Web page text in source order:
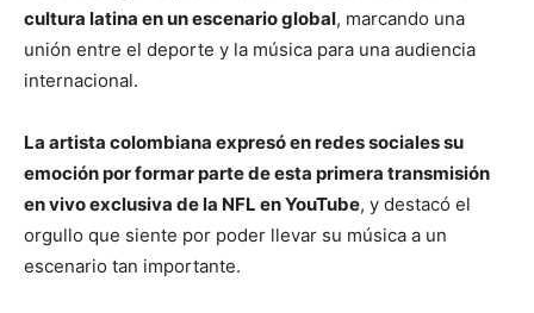
cultura latina en un escenario global, marcando una
unión entre el deporte y la música para una audiencia
internacional.
La artista colombiana expresó en redes sociales su
emoción por formar parte de esta primera transmisión
en vivo exclusiva de la NFL en YouTube, y destacó el
orgullo que siente por poder llevar su música a un
escenario tan importante.